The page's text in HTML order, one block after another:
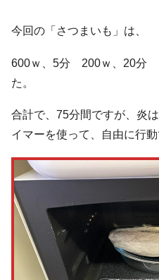
今回の「さつまいも」は、
600ｗ、5分 200ｗ、20分
た。
合計で、75分間ですが、炎
イマーを使って、自由に行動